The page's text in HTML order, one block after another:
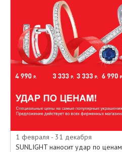
1 февраля - 31 декабря
SUNLIGHT наносит удар по ценам